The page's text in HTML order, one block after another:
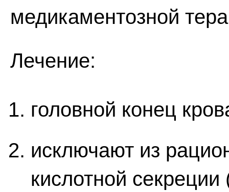
медикаментозной
Лечение:
головной конец
исключают из
кислотной